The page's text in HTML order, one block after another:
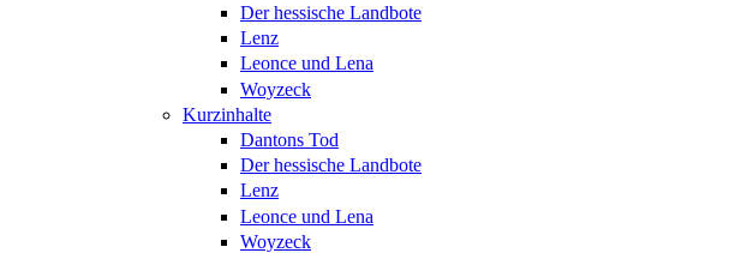
Der hessische Landbote
Lenz
Leonce und Lena
Woyzeck
Kurzinhalte
Dantons Tod
Der hessische Landbote
Lenz
Leonce und Lena
Woyzeck